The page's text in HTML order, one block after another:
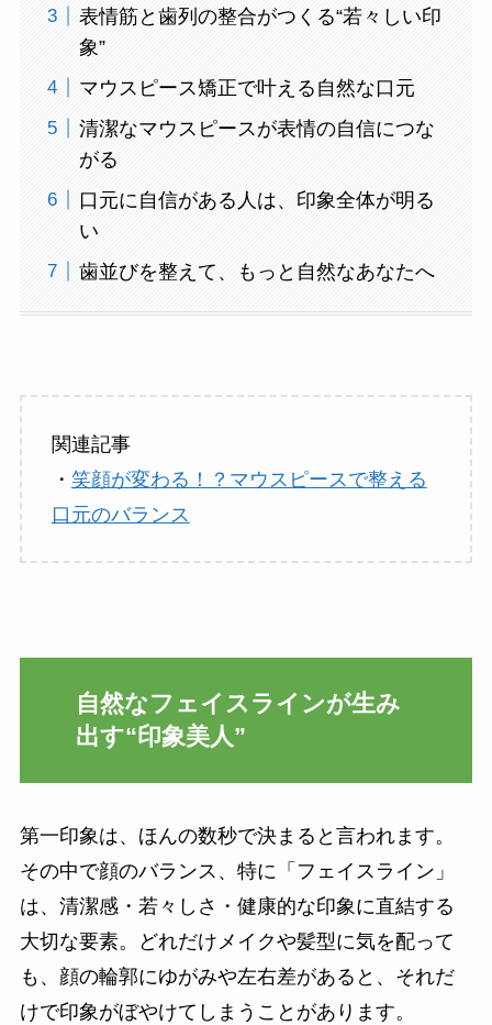
表情筋と歯列の整合がつくる“若々しい印
象”
マウスピース矯正で叶える自然な口元
清潔なマウスピースが表情の自信につな
がる
口元に自信がある人は、印象全体が明る
い
歯並びを整えて、もっと自然なあなたへ
関連記事
・ 笑顔が変わる！？マウスピースで整える
口元のバランス
自然なフェイスラインが生み
出す“印象美人”
第一印象は、ほんの数秒で決まると言われます。
その中で顔のバランス、特に「フェイスライン」
は、清潔感・若々しさ・健康的な印象に直結する
大切な要素。どれだけメイクや髪型に気を配って
も、顔の輪郭にゆがみや左右差があると、それだ
けで印象がぼやけてしまうことがあります。